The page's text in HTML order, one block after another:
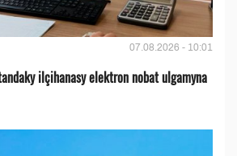
07.08.2026 - 10:01
ilçihanasy elektron nobat ulgamyna